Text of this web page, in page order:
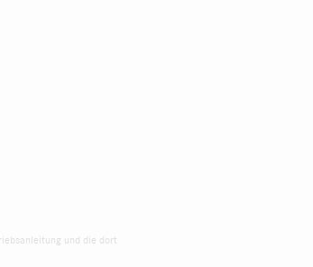
und die dort